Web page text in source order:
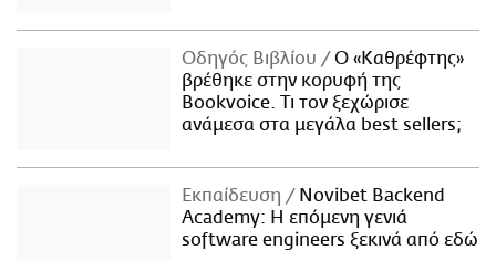
Οδηγός Βιβλίου
Ο «Καθρέφτης»
βρέθηκε στην κορυφή της
Bookvoice. Τι τον ξεχώρισε
ανάμεσα στα μεγάλα best sellers;
Εκπαίδευση
Novibet Backend
Academy: Η επόμενη γενιά
software engineers ξεκινά από εδώ